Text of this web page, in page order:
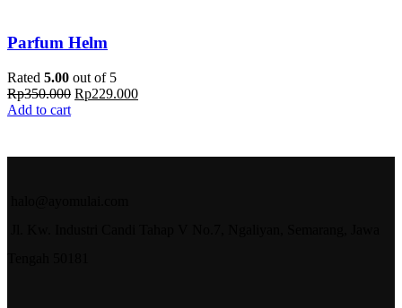
Parfum Helm
Rated 5.00 out of 5
Rp350.000 Rp229.000
Add to cart